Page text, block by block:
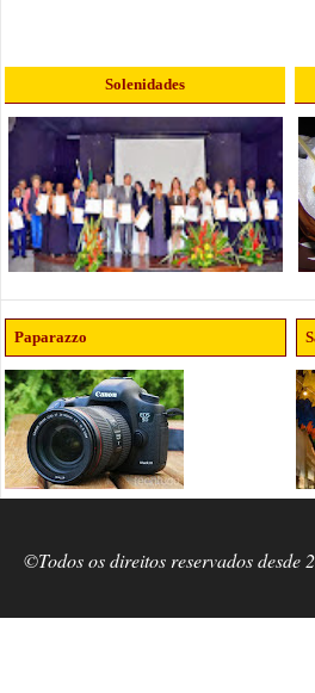
Solenidades
Paparazzo
©Todos os direitos reservados